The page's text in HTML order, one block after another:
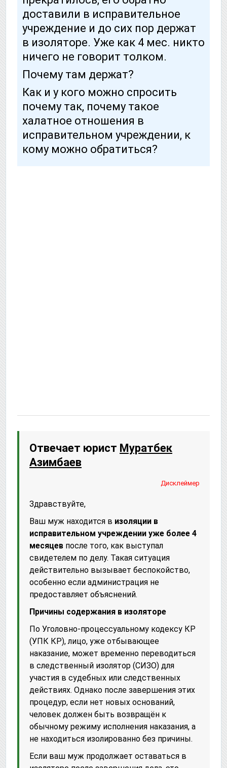
доставили в исправительное
учреждение и до сих пор держат
в изоляторе. Уже как 4 мес. никто
ничего не говорит толком.
Почему там держат?
Как и у кого можно спросить
почему так, почему такое
халатное отношения в
исправительном учреждении, к
кому можно обратиться?
Отвечает юрист Муратбек
Азимбаев
Дисклеймер
Здравствуйте,
Ваш муж находится в изоляции в
исправительном учреждении уже более 4
месяцев после того, как выступал
свидетелем по делу. Такая ситуация
действительно вызывает беспокойство,
особенно если администрация не
предоставляет объяснений.
Причины содержания в изоляторе
По Уголовно-процессуальному кодексу КР
(УПК КР), лицо, уже отбывающее
наказание, может временно переводиться
в следственный изолятор (СИЗО) для
участия в судебных или следственных
действиях. Однако после завершения этих
процедур, если нет новых оснований,
человек должен быть возвращён к
обычному режиму исполнения наказания, а
не находиться изолированно без причины.
Если ваш муж продолжает оставаться в